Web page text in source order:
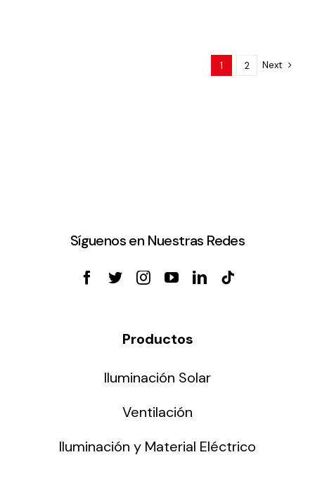
1 2 Next
Síguenos en Nuestras Redes
Productos
Iluminación Solar
Ventilación
Iluminación y Material Eléctrico